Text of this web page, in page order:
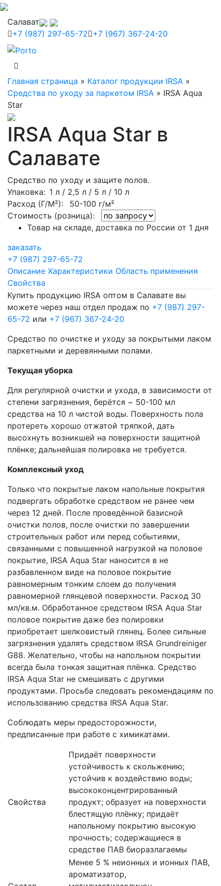
Салават
+7 (987) 297-65-72 +7 (967) 367-24-20
Главная страница » Каталог продукции IRSA »
Средства по уходу за паркетом IRSA » IRSA Aqua
Star
IRSA Aqua Star в
Салавате
Средство по уходу и защите полов.
Упаковка: 1 л / 2,5 л / 5 л / 10 л
Расход (Г/М²): 50-100 г/м²
Стоимость (розница):
Товар на складе, доставка по России от 1 дня
заказать
+7 (987) 297-65-72
Описание Характеристики Область применения
Свойства
Купить продукцию IRSA оптом в Салавате вы
можете через наш отдел продаж по +7 (987) 297-
65-72 или +7 (967) 367-24-20
Средство по очистке и уходу за покрытыми лаком
паркетными и деревянными полами.
Текущая уборка
Для регулярной очистки и ухода, в зависимости от
степени загрязнения, берётся ~ 50-100 мл
средства на 10 л чистой воды. Поверхность пола
протереть хорошо отжатой тряпкой, дать
высохнуть возникшей на поверхности защитной
плёнке; дальнейшая полировка не требуется.
Комплексный уход
Только что покрытые лаком напольные покрытия
подвергать обработке средством не ранее чем
через 12 дней. После проведённой базисной
очистки полов, после очистки по завершении
строительных работ или перед событиями,
связанными с повышенной нагрузкой на половое
покрытие, IRSA Aqua Star наносится в не
разбавленном виде на половое покрытие
равномерным тонким слоем до получения
равномерной глянцевой поверхности. Расход 30
мл/кв.м. Обработанное средством IRSA Aqua Star
половое покрытие даже без полировки
приобретает шелковистый глянец. Более сильные
загрязнения удалять средством IRSA Grundreiniger
G88. Желательно, чтобы на напольном покрытии
всегда была тонкая защитная плёнка. Средство
IRSA Aqua Star не смешивать с другими
продуктами. Просьба следовать рекомендациям по
использованию средства IRSA Aqua Star.
Соблюдать меры предосторожности,
предписанные при работе с химикатами.
Свойства
Придаёт поверхности
устойчивость к скольжению;
устойчив к воздействию воды;
высококонцентрированный
продукт; образует на поверхности
блестящую плёнку; придаёт
напольному покрытию высокую
прочность; содержащиеся в
средстве ПАВ биоразлагаемы
Менее 5 % неионных и ионных ПАВ,
ароматизатор,